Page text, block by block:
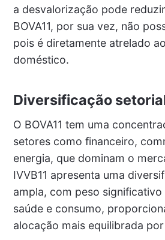
a desvalorização pode
BOVA11, por sua vez, não
pois é diretamente atrelado
doméstico.
Diversificação
O BOVA11 tem uma
setores como financeiro,
energia, que dominam o
IVVB11 apresenta uma
ampla, com peso
saúde e consumo,
alocação mais equilibrada